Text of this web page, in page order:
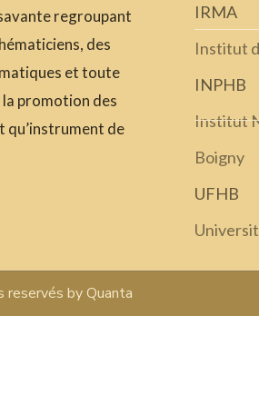
regroupant
des
et toute
la promotion des
qu’instrument de
IRMA
Institut
INPHB
Institut
Boigny
UFHB
by Quanta